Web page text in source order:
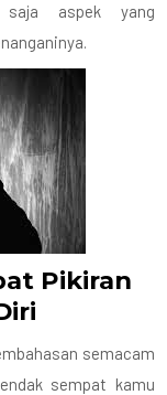
aspek yang
Pikiran
semacam
sempat kamu